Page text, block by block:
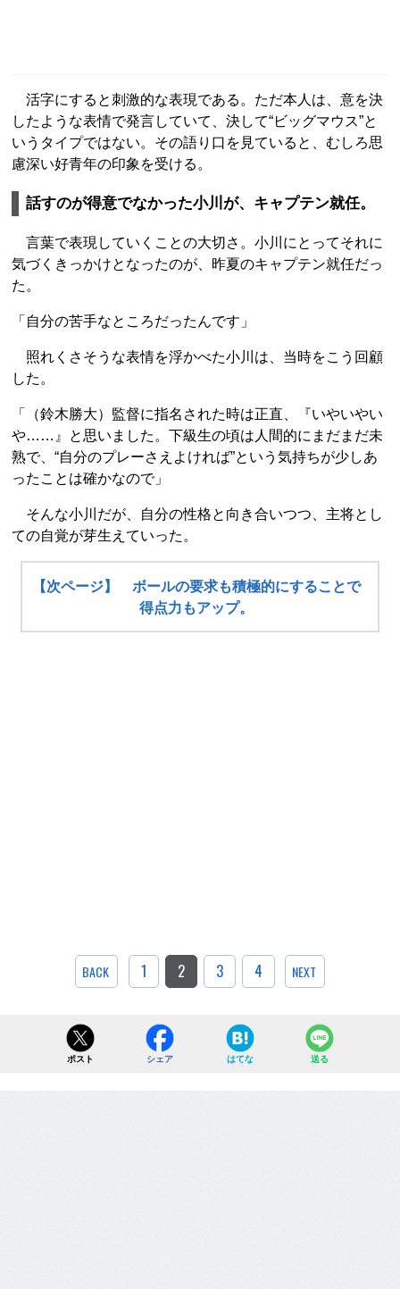
活字にすると刺激的な表現である。ただ本人は、意を決
したような表情で発言していて、決して“ビッグマウス”と
いうタイプではない。その語り口を見ていると、むしろ思
慮深い好青年の印象を受ける。
話すのが得意でなかった小川が、キャプテン就任。
言葉で表現していくことの大切さ。小川にとってそれに
気づくきっかけとなったのが、昨夏のキャプテン就任だっ
た。
「自分の苦手なところだったんです」
照れくさそうな表情を浮かべた小川は、当時をこう回顧
した。
「（鈴木勝大）監督に指名された時は正直、『いやいやい
や……』と思いました。下級生の頃は人間的にまだまだ未
熟で、“自分のプレーさえよければ”という気持ちが少しあ
ったことは確かなので」
そんな小川だが、自分の性格と向き合いつつ、主将とし
ての自覚が芽生えていった。
【次ページ】 ボールの要求も積極的にすることで
得点力もアップ。
BACK 1 2 3 4 NEXT
ポスト シェア はてな 送る